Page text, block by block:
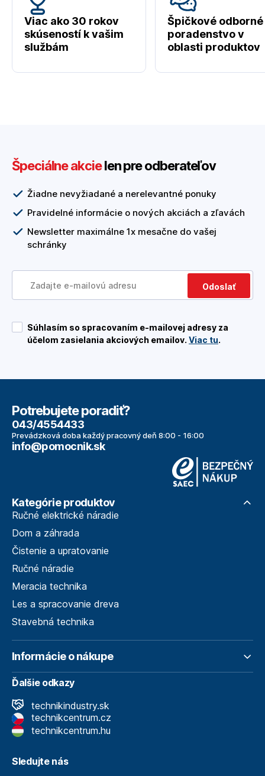
Viac ako 30 rokov
skúseností k vašim
službám
Špičkové odborné
poradenstvo v
oblasti produktov
Špeciálne akcielen pre odberateľov
Žiadne nevyžiadané a nerelevantné ponuky
Pravidelné informácie o nových akciách a zľavách
Newsletter maximálne 1x mesačne do vašej
schránky
Odoslať
Súhlasím so spracovaním e-mailovej adresy za
účelom zasielania akciových emailov. Viac tu.
Potrebujete poradiť?
043/4554433
Prevádzková doba každý pracovný deň 8:00 - 16:00
info@pomocnik.sk
Kategórie produktov
Ručné elektrické náradie
Dom a záhrada
Čistenie a upratovanie
Ručné náradie
Meracia technika
Les a spracovanie dreva
Stavebná technika
Informácie o nákupe
Ďalšie odkazy
technikindustry.sk
technikcentrum.cz
technikcentrum.hu
Sledujte nás